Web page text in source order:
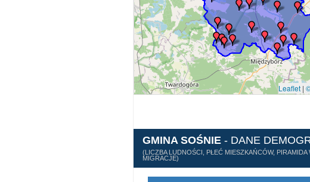
Leaflet |
GMINA SOŚNIE - DANE
(LICZBA LUDNOŚCI, PŁEĆ MIESZKAŃCÓW,
MIGRACJE)